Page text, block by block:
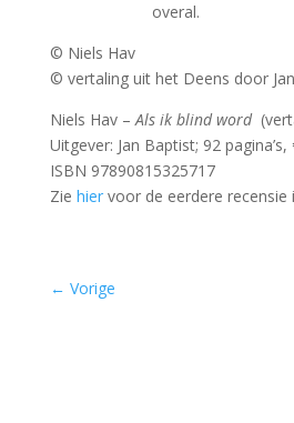
overal.
© Niels Hav
© vertaling uit het Deens door
Niels Hav –Als ik blind word
Uitgever: Jan Baptist; 92 pagina’s,
ISBN 97890815325717
Zie hier voor de eerdere recensie
← Vorige